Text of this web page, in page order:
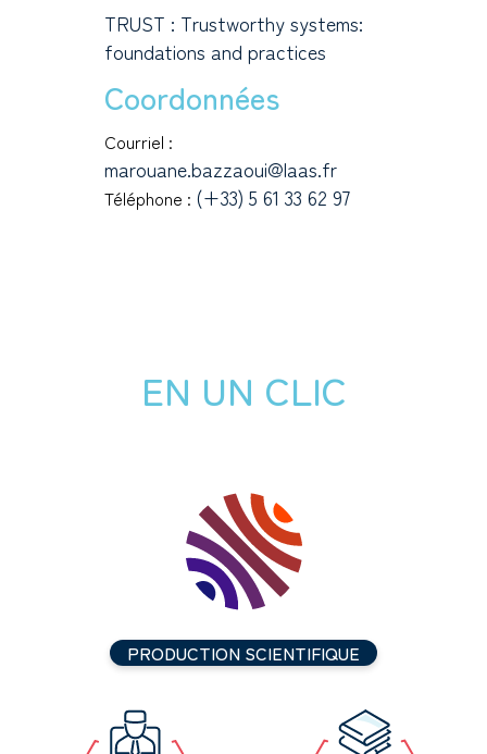
TRUST : Trustworthy systems:
foundations and practices
Coordonnées
Courriel :
marouane.bazzaoui@laas.fr
Téléphone : (+33) 5 61 33 62 97
EN UN CLIC
PRODUCTION SCIENTIFIQUE